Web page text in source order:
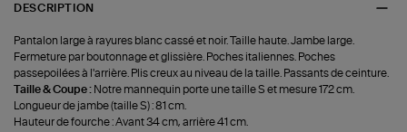
DESCRIPTION
Pantalon large à rayures blanc cassé et noir. Taille haute. Jambe large.
Fermeture par boutonnage et glissière. Poches italiennes. Poches
passepoilées à l'arrière. Plis creux au niveau de la taille. Passants de ceinture.
Taille & Coupe : Notre mannequin porte une taille S et mesure 172 cm.
Longueur de jambe (taille S) : 81 cm.
Hauteur de fourche : Avant 34 cm, arrière 41 cm.